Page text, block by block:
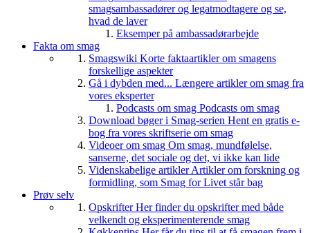
smagsambassadører og legatmodtagere og se,
hvad de laver
Eksemper på ambassadørarbejde
Fakta om smag
Smagswiki Korte faktaartikler om smagens
forskellige aspekter
Gå i dybden med... Længere artikler om smag fra
vores eksperter
Podcasts om smag Podcasts om smag
Download bøger i Smag-serien Hent en gratis e-
bog fra vores skriftserie om smag
Videoer om smag Om smag, mundfølelse,
sanserne, det sociale og det, vi ikke kan lide
Videnskabelige artiklerArtikler om forskning og
formidling, som Smag for Livet står bag
Prøv selv
OpskrifterHer finder du opskrifter med både
velkendt og eksperimenterende smag